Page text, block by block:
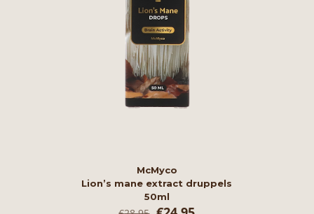
McMyco
Lion’s mane extract druppels
50ml